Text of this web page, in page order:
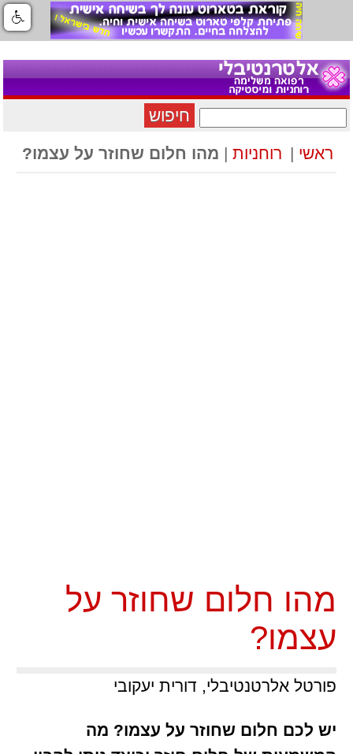
חיפוש
ראשי | רוחניות | מהו חלום שחוזר על עצמו?
מהו חלום שחוזר על
עצמו?
פורטל אלרטנטיבלי, דורית יעקובי
יש לכם חלום שחוזר על עצמו? מה